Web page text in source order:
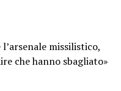
missilistico,
che hanno sbagliato»